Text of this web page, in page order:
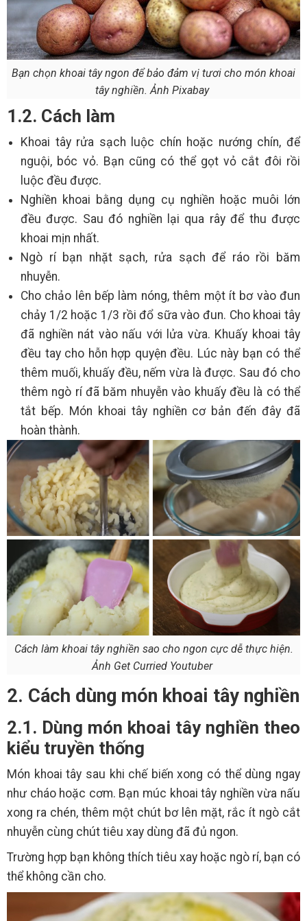
Bạn chọn khoai tây ngon để bảo đảm vị tươi cho món khoai
tây nghiền. Ảnh Pixabay
1.2. Cách làm
Khoai tây rửa sạch luộc chín hoặc nướng chín, để
nguội, bóc vỏ. Bạn cũng có thể gọt vỏ cắt đôi rồi
luộc đều được.
Nghiền khoai bằng dụng cụ nghiền hoặc muôi lớn
đều được. Sau đó nghiền lại qua rây để thu được
khoai mịn nhất.
Ngò rí bạn nhặt sạch, rửa sạch để ráo rồi băm
nhuyễn.
Cho chảo lên bếp làm nóng, thêm một ít bơ vào đun
chảy 1/2 hoặc 1/3 rồi đổ sữa vào đun. Cho khoai tây
đã nghiền nát vào nấu với lửa vừa. Khuấy khoai tây
đều tay cho hỗn hợp quyện đều. Lúc này bạn có thể
thêm muối, khuấy đều, nếm vừa là được. Sau đó cho
thêm ngò rí đã băm nhuyễn vào khuấy đều là có thể
tắt bếp. Món khoai tây nghiền cơ bản đến đây đã
hoàn thành.
Cách làm khoai tây nghiền sao cho ngon cực dễ thực hiện.
Ảnh Get Curried Youtuber
2. Cách dùng món khoai tây nghiền
2.1. Dùng món khoai tây nghiền theo
kiểu truyền thống
Món khoai tây sau khi chế biến xong có thể dùng ngay
như cháo hoặc cơm. Bạn múc khoai tây nghiền vừa nấu
xong ra chén, thêm một chút bơ lên mặt, rắc ít ngò cắt
nhuyễn cùng chút tiêu xay dùng đã đủ ngon.
Trường hợp bạn không thích tiêu xay hoặc ngò rí, bạn có
thể không cần cho.